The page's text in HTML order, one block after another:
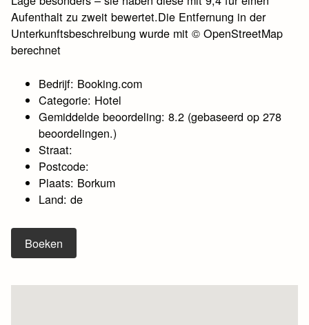
Aufenthalt zu zweit bewertet.Die Entfernung in der
Unterkunftsbeschreibung wurde mit © OpenStreetMap
berechnet
Bedrijf: Booking.com
Categorie: Hotel
Gemiddelde beoordeling: 8.2 (gebaseerd op 278
beoordelingen.)
Straat:
Postcode:
Plaats: Borkum
Land: de
Boeken